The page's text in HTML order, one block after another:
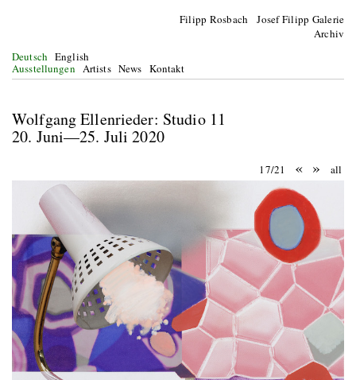
Filipp Rosbach Josef Filipp Galerie
Archiv
Deutsch English
Ausstellungen Artists News Kontakt
Wolfgang Ellenrieder: Studio 11
20. Juni—25. Juli 2020
17/21 « » all